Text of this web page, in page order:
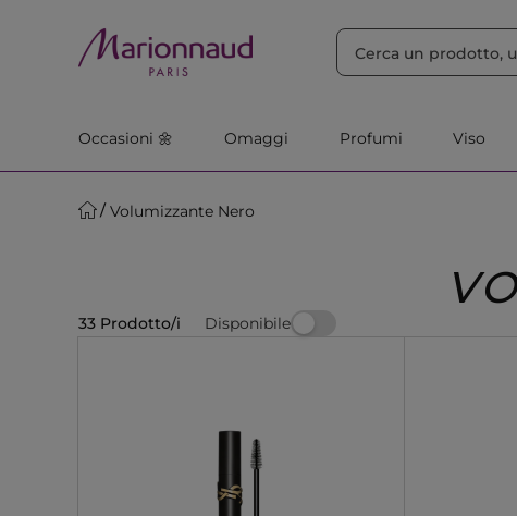
Occasioni 🌼 Omaggi Profumi Viso
Volumizzante Nero
33 Prodotto/i Disponibile